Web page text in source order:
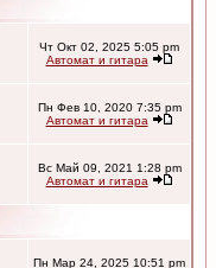
Чт Окт 02, 2025 5:05 pm
Автомат и гитара
Пн Фев 10, 2020 7:35 pm
Автомат и гитара
Вс Май 09, 2021 1:28 pm
Автомат и гитара
Пн Мар 24, 2025 10:51 pm